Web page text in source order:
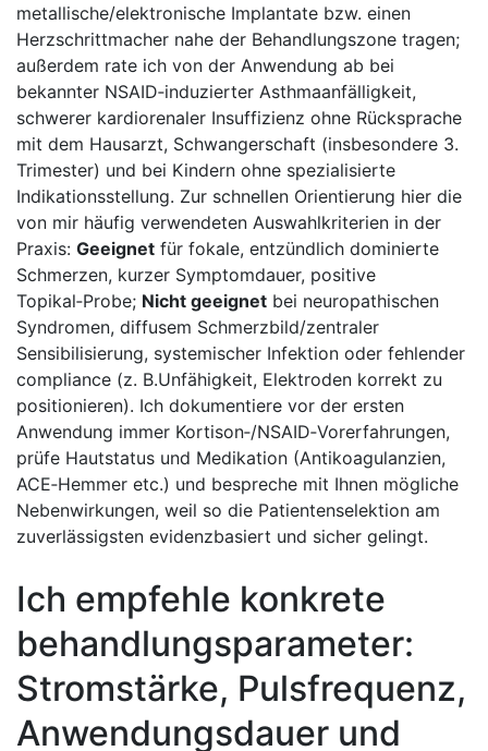
metallische/elektronische Implantate ⁤bzw. einen
Herzschrittmacher nahe der‍ Behandlungszone tragen;
außerdem rate ich von der Anwendung ab bei
bekannter NSAID‑induzierter ‌Asthmaanfälligkeit,​
schwerer kardiorenaler Insuffizienz ohne Rücksprache
mit dem Hausarzt, Schwangerschaft (insbesondere ⁤3.
Trimester) und bei Kindern ohne spezialisierte
Indikationsstellung. Zur schnellen Orientierung​ hier die
von mir häufig verwendeten Auswahlkriterien in ⁣der
Praxis: Geeignet für fokale, entzündlich dominierte
Schmerzen, kurzer Symptomdauer, positive
Topikal‑Probe; Nicht geeignet bei neuropathischen
Syndromen, diffusem Schmerzbild/zentraler
Sensibilisierung, systemischer Infektion oder fehlender
compliance (z. B.Unfähigkeit, Elektroden korrekt zu
positionieren). Ich dokumentiere vor der ersten
Anwendung immer Kortison‑/NSAID‑Vorerfahrungen,
prüfe Hautstatus und Medikation (Antikoagulanzien,
ACE‑Hemmer etc.) und​ bespreche mit Ihnen mögliche‍
Nebenwirkungen, weil so die ⁢Patientenselektion am
zuverlässigsten evidenzbasiert und sicher gelingt.
Ich empfehle konkrete
behandlungsparameter:
Stromstärke, Pulsfrequenz,
Anwendungsdauer⁢ und